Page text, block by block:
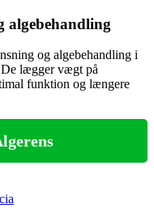
algebehandling
og algebehandling i
De lægger vægt på
funktion og længere